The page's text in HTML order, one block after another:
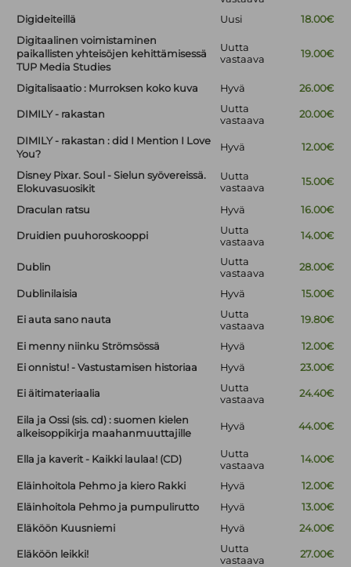
Digideiteillä Uusi
18.00€
Digitaalinen voimistaminen
paikallisten yhteisöjen kehittämisessä
TUP Media Studies
Uutta
vastaava
19.00€
Digitalisaatio : Murroksen koko kuva Hyvä 26.00€
DIMILY - rakastan
Uutta
vastaava
20.00€
DIMILY - rakastan : did I Mention I Love
You?
Hyvä 12.00€
Disney Pixar. Soul - Sielun syövereissä.
Elokuvasuosikit
Uutta
vastaava
15.00€
Draculan ratsu Hyvä 16.00€
Druidien puuhoroskooppi
Uutta
vastaava
14.00€
Dublin
Uutta
vastaava
28.00€
Dublinilaisia Hyvä 15.00€
Ei auta sano nauta
Uutta
vastaava
19.80€
Ei menny niinku Strömsössä Hyvä
12.00€
Ei onnistu! - Vastustamisen historiaa
Hyvä 23.00€
Ei äitimateriaalia
Uutta
vastaava
24.40€
Eila ja Ossi (sis. cd) : suomen kielen
alkeisoppikirja maahanmuuttajille
Hyvä 44.00€
Ella ja kaverit - Kaikki laulaa! (CD)
Uutta
vastaava
14.00€
Eläinhoitola Pehmo ja kiero Rakki Hyvä
12.00€
Eläinhoitola Pehmo ja pumpulirutto
Hyvä
13.00€
Eläköön Kuusniemi
Hyvä 24.00€
Eläköön leikki!
Uutta
vastaava
27.00€